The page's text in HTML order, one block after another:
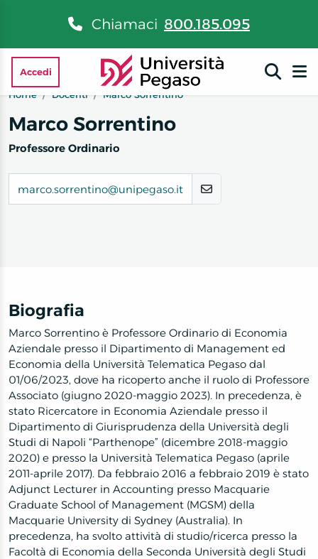
Chiamaci 800.185.095
Accedi
Home
Docenti Marco Sorrentino
Marco Sorrentino
Professore Ordinario
marco.sorrentino@unipegaso.it
Biografia
Marco Sorrentino è Professore Ordinario di Economia
Aziendale presso il Dipartimento di Management ed
Economia della Università Telematica Pegaso dal
01/06/2023, dove ha ricoperto anche il ruolo di Professore
Associato (giugno 2020-maggio 2023). In precedenza, è
stato Ricercatore in Economia Aziendale presso il
Dipartimento di Giurisprudenza della Università degli
Studi di Napoli “Parthenope” (dicembre 2018-maggio
2020) e presso la Università Telematica Pegaso (aprile
2011-aprile 2017). Da febbraio 2016 a febbraio 2019 è stato
Adjunct Lecturer in Accounting presso Macquarie
Graduate School of Management (MGSM) della
Macquarie University di Sydney (Australia). In
precedenza, ha svolto attività di studio/ricerca presso la
Facoltà di Economia della Seconda Università degli Studi